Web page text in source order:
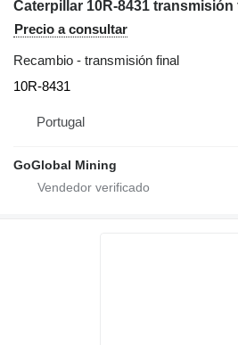
Precio a consultar
Recambio - transmisión final
10R-8431
Portugal
GoGlobal Mining